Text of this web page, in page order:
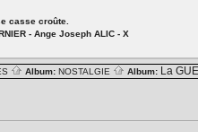
casse croûte.
- Ange Joseph ALIC - X
Album: NOSTALGIE Album: La